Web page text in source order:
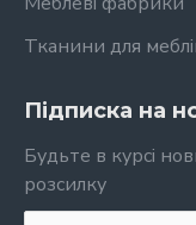
Тканини для
Підписка на
Будьте в курсі
розсилку